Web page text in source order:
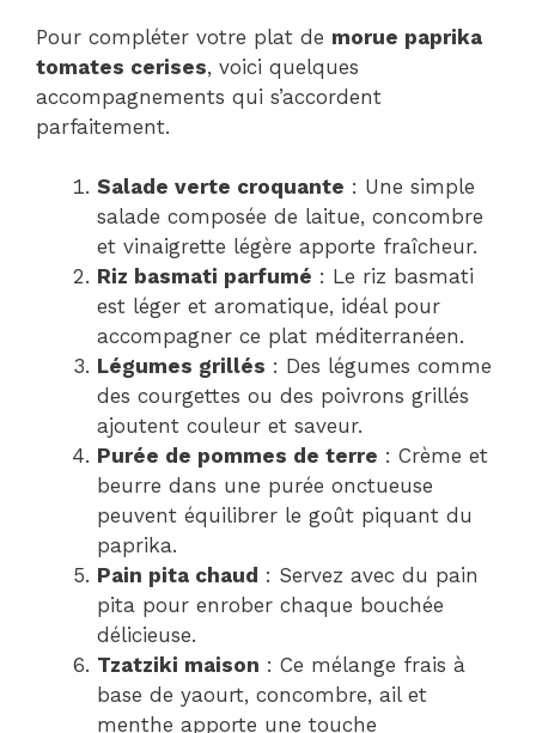
Pour compléter votre plat de morue paprika
tomates cerises, voici quelques
accompagnements qui s’accordent
parfaitement.
Salade verte croquante : Une simple
salade composée de laitue, concombre
et vinaigrette légère apporte fraîcheur.
Riz basmati parfumé : Le riz basmati
est léger et aromatique, idéal pour
accompagner ce plat méditerranéen.
Légumes grillés : Des légumes comme
des courgettes ou des poivrons grillés
ajoutent couleur et saveur.
Purée de pommes de terre : Crème et
beurre dans une purée onctueuse
peuvent équilibrer le goût piquant du
paprika.
Pain pita chaud : Servez avec du pain
pita pour enrober chaque bouchée
délicieuse.
Tzatziki maison : Ce mélange frais à
base de yaourt, concombre, ail et
menthe apporte une touche